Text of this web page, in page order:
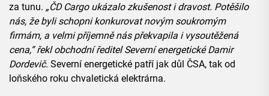
za tunu. „ČD Cargo ukázalo zkušenost i dravost. Potěšilo
nás, že byli schopni konkurovat novým soukromým
firmám, a velmi příjemně nás překvapila i vysoutěžená
cena,“ řekl obchodní ředitel Severní energetické Damir
Dordevič. Severní energetické patří jak důl ČSA, tak od
loňského roku chvaletická elektrárna.